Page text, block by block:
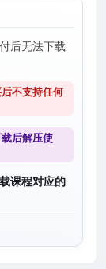
后无法下载
不支持任何
后解压使
课程对应的